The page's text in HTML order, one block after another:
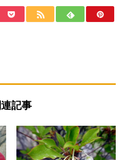
連記事